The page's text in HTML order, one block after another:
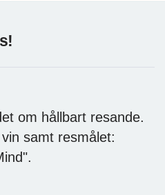
om hållbart resande.
samt resmålet: